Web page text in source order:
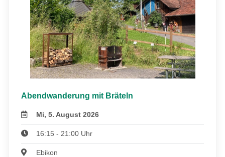
Abendwanderung mit Bräteln
Mi, 5. August 2026
16:15 - 21:00 Uhr
Ebikon